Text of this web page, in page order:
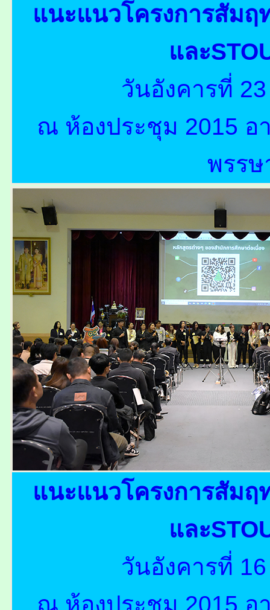
แนะแนวโครงการสัม
และ
วันอังคารที่
ณ ห้องประชุม 2015 อ
พรร
แนะแนวโครงการสัม
และ
วันอังคารที่
ณ ห้องประชุม 2015 อ